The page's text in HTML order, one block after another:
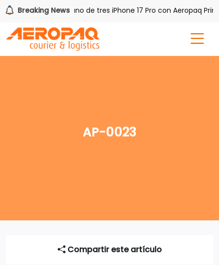
Breaking NewsGana uno de tres iPhone 17 Pro con Aeropaq Prime
AP-0023
Compartir este artículo